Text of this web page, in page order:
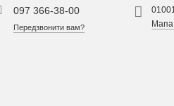
097 366-38-00
Передзвонити вам?
Мапа